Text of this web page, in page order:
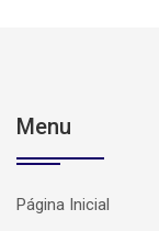
Menu
Página Inicial